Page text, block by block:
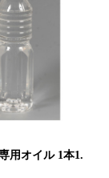
用オイル 1本1.